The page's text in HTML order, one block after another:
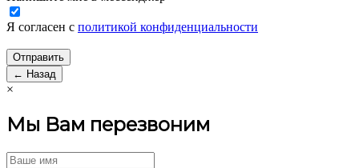
Я согласен с политикой конфиденциальности
← Назад
×
Мы Вам перезвоним